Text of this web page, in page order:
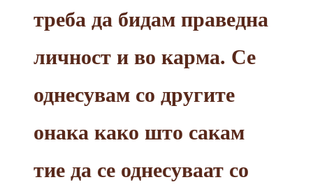
треба да бидам праведна
личност и во карма. Се
однесувам со другите
онака како што сакам
тие да се однесуваат со